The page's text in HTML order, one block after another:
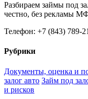
Разбираем займы под
честно, без рекламы
Телефон: +7 (843) 789-
Рубрики
Документы, оценка и
залог авто Займ под
и рисков